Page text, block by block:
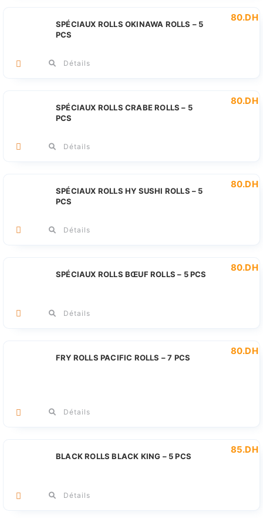
SPÉCIAUX ROLLS OKINAWA ROLLS – 5
PCS
80.DH
Détails
SPÉCIAUX ROLLS CRABE ROLLS – 5
PCS
80.DH
Détails
SPÉCIAUX ROLLS HY SUSHI ROLLS – 5
PCS
80.DH
Détails
SPÉCIAUX ROLLS BŒUF ROLLS – 5 PCS
80.DH
Détails
FRY ROLLS PACIFIC ROLLS – 7 PCS
80.DH
Détails
BLACK ROLLS BLACK KING – 5 PCS
85.DH
Détails